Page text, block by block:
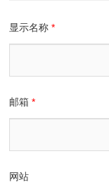
显示名称*
邮箱*
网站